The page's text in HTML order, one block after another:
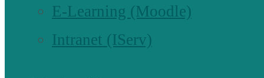
E-Learning (Moodle)
Intranet (IServ)